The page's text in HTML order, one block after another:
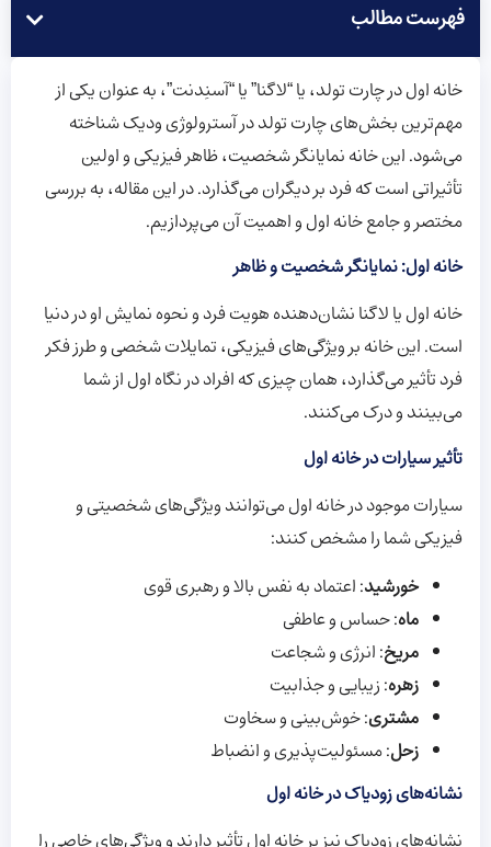
فهرست مطالب
خانه اول در چارت تولد، یا “لاگنا” یا “آسنِدنت”، به عنوان یکی از
مهم‌ترین بخش‌های چارت تولد در آسترولوژی ودیک شناخته
می‌شود. این خانه نمایانگر شخصیت، ظاهر فیزیکی و اولین
تأثیراتی است که فرد بر دیگران می‌گذارد. در این مقاله، به بررسی
مختصر و جامع خانه اول و اهمیت آن می‌پردازیم.
خانه اول: نمایانگر شخصیت و ظاهر
خانه اول یا لاگنا نشان‌دهنده هویت فرد و نحوه نمایش او در دنیا
است. این خانه بر ویژگی‌های فیزیکی، تمایلات شخصی و طرز فکر
فرد تأثیر می‌گذارد، همان چیزی که افراد در نگاه اول از شما
می‌بینند و درک می‌کنند.
تأثیر سیارات در خانه اول
سیارات موجود در خانه اول می‌توانند ویژگی‌های شخصیتی و
فیزیکی شما را مشخص کنند:
خورشید: اعتماد به نفس بالا و رهبری قوی
ماه: حساس و عاطفی
مریخ: انرژی و شجاعت
زهره: زیبایی و جذابیت
مشتری: خوش‌بینی و سخاوت
زحل: مسئولیت‌پذیری و انضباط
نشانه‌های زودیاک در خانه اول